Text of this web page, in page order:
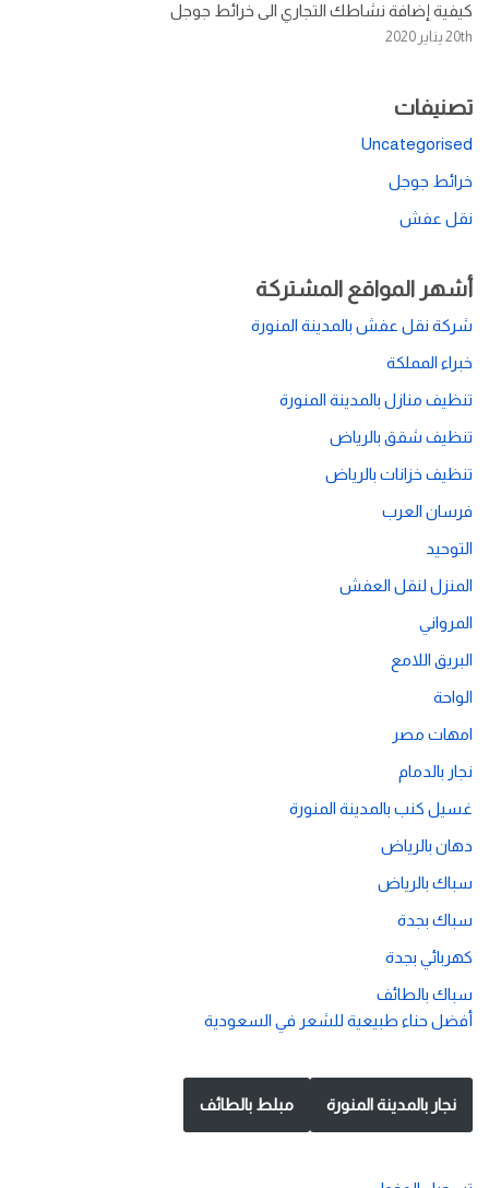
كيفية إضافة نشاطك التجاري الى خرائط جوجل
20th يناير 2020
تصنيفات
Uncategorised
خرائط جوجل
نقل عفش
أشهر المواقع المشتركة
شركة نقل عفش بالمدينة المنورة
خبراء المملكة
تنظيف منازل بالمدينة المنورة
تنظيف شقق بالرياض
تنظيف خزانات بالرياض
فرسان العرب
التوحيد
المنزل لنقل العفش
المرواني
البريق اللامع
الواحة
امهات مصر
نجار بالدمام
غسيل كنب بالمدينة المنورة
دهان بالرياض
سباك بالرياض
سباك بجدة
كهربائي بجدة
سباك بالطائف
أفضل حناء طبيعية للشعر في السعودية
نجار بالمدينة المنورة مبلط بالطائف